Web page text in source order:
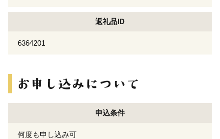
返礼品ID
6364201
申込条件
何度も申し込み可